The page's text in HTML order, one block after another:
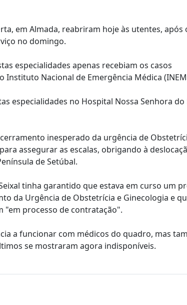
em Almada, reabriram hoje às utentes, após
no domingo.
especialidades apenas recebiam os casos
Nacional de Emergência Médica
especialidades no Hospital Nossa Senhora do
inesperado da urgência de
assegurar as escalas, obrigando à
de Setúbal.
tinha garantido que estava em curso um
da Urgência de Obstetrícia e Ginecologia e
processo de contratação".
a funcionar com médicos do quadro, mas
se mostraram agora indisponíveis.